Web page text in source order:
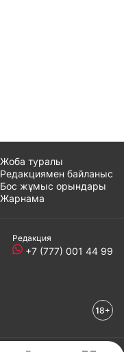
Жоба туралы
Редакциямен байланыс
Бос жұмыс орындары
Жарнама
Редакция
+7 (777) 001 44 99